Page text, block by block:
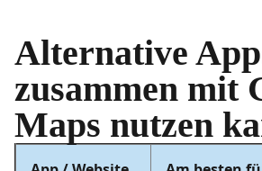
Alternative
zusammen mit
Maps nutzen